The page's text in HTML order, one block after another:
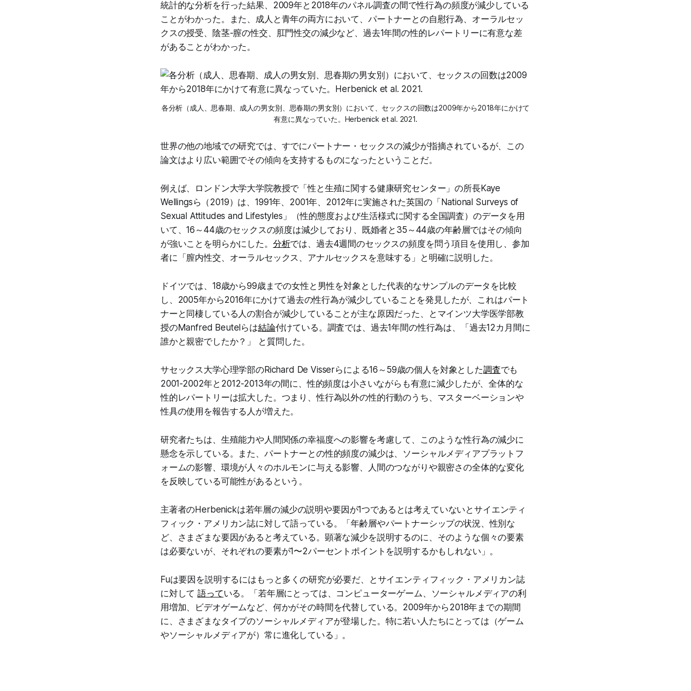
統計的な分析を行った結果、2009年と2018年のパネル調査の間で性行為の頻度が減少している
ことがわかった。また、成人と青年の両方において、パートナーとの自慰行為、オーラルセッ
クスの授受、陰茎-膣の性交、肛門性交の減少など、過去1年間の性的レパートリーに有意な差
があることがわかった。
各分析（成人、思春期、成人の男女別、思春期の男女別）において、セックスの回数は2009年から2018年にかけて
有意に異なっていた。Herbenick et al. 2021.
世界の他の地域での研究では、すでにパートナー・セックスの減少が指摘されているが、この
論文はより広い範囲でその傾向を支持するものになったということだ。
例えば、ロンドン大学大学院教授で「性と生殖に関する健康研究センター」の所長Kaye
Wellingsら（2019）は、1991年、2001年、2012年に実施された英国の「National Surveys of
Sexual Attitudes and Lifestyles」（性的態度および生活様式に関する全国調査）のデータを用
いて、16～44歳のセックスの頻度は減少しており、既婚者と35～44歳の年齢層ではその傾向
が強いことを明らかにした。 分析では、過去4週間のセックスの頻度を問う項目を使用し、参加
者に「膣内性交、オーラルセックス、アナルセックスを意味する」と明確に説明した。
ドイツでは、18歳から99歳までの女性と男性を対象とした代表的なサンプルのデータを比較
し、2005年から2016年にかけて過去の性行為が減少していることを発見したが、これはパート
ナーと同棲している人の割合が減少していることが主な原因だった、とマインツ大学医学部教
授のManfred Beutelらは結論付けている。調査では、過去1年間の性行為は、「過去12カ月間に
誰かと親密でしたか？」 と質問した。
サセックス大学心理学部のRichard De Visserらによる16～59歳の個人を対象とした調査でも
2001-2002年と2012-2013年の間に、性的頻度は小さいながらも有意に減少したが、全体的な
性的レパートリーは拡大した。つまり、性行為以外の性的行動のうち、マスターベーションや
性具の使用を報告する人が増えた。
研究者たちは、生殖能力や人間関係の幸福度への影響を考慮して、このような性行為の減少に
懸念を示している。また、パートナーとの性的頻度の減少は、ソーシャルメディアプラットフ
ォームの影響、環境が人々のホルモンに与える影響、人間のつながりや親密さの全体的な変化
を反映している可能性があるという。
主著者のHerbenickは若年層の減少の説明や要因が1つであるとは考えていないとサイエンティ
フィック・アメリカン誌に対して語っている。「年齢層やパートナーシップの状況、性別な
ど、さまざまな要因があると考えている。顕著な減少を説明するのに、そのような個々の要素
は必要ないが、それぞれの要素が1〜2パーセントポイントを説明するかもしれない」。
Fuは要因を説明するにはもっと多くの研究が必要だ、とサイエンティフィック・アメリカン誌
に対して語っている。「若年層にとっては、コンピューターゲーム、ソーシャルメディアの利
用増加、ビデオゲームなど、何かがその時間を代替している。2009年から2018年までの期間
に、さまざまなタイプのソーシャルメディアが登場した。特に若い人たちにとっては（ゲーム
やソーシャルメディアが）常に進化している」。